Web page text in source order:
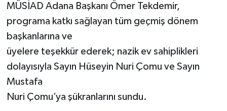
MÜSİAD Adana Başkanı Ömer Tekdemir,
programa katkı sağlayan tüm geçmiş dönem
başkanlarına ve
üyelere teşekkür ederek; nazik ev sahiplikleri
dolayısıyla Sayın Hüseyin Nuri Çomu ve Sayın
Mustafa
Nuri Çomu’ya şükranlarını sundu.